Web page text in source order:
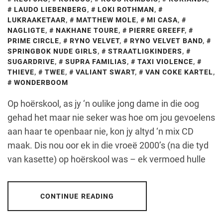
LAUDO LIEBENBERG, LOKI ROTHMAN,
LUKRAAKETAAR, MATTHEW MOLE, MI CASA,
NAGLIGTE, NAKHANE TOURE, PIERRE GREEFF,
PRIME CIRCLE, RYNO VELVET, RYNO VELVET BAND,
SPRINGBOK NUDE GIRLS, STRAATLIGKINDERS,
SUGARDRIVE, SUPRA FAMILIAS, TAXI VIOLENCE,
THIEVE, TWEE, VALIANT SWART, VAN COKE KARTEL,
WONDERBOOM
Op hoërskool, as jy ‘n oulike jong dame in die oog
gehad het maar nie seker was hoe om jou gevoelens
aan haar te openbaar nie, kon jy altyd ‘n mix CD
maak. Dis nou oor ek in die vroeë 2000’s (na die tyd
van kasette) op hoërskool was – ek vermoed hulle
CONTINUE READING